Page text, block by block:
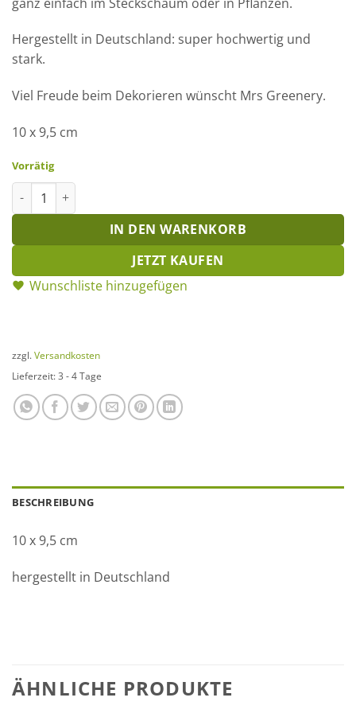
Hergestellt in Deutschland: super hochwertig und
stark.
Viel Freude beim Dekorieren wünscht Mrs Greenery.
10 x 9,5 cm
Vorrätig
Rost-Stecker Reh seitlich Menge
IN DEN WARENKORB
JETZT KAUFEN
Wunschliste hinzugefügen
zzgl. Versandkosten
Lieferzeit: 3 - 4 Tage
BESCHREIBUNG
10 x 9,5 cm
hergestellt in Deutschland
ÄHNLICHE PRODUKTE